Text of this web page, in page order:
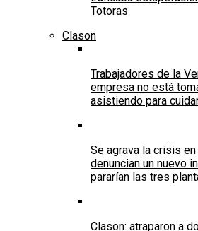
Totoras
Clason
Trabajadores de la
empresa no está
asistiendo para
Se agrava la crisis
denuncian un nuevo
pararían las tres
Clason: atraparon a